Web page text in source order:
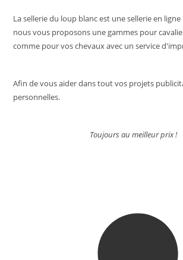
la
page
La sellerie du loup blanc est une sellerie en
nous vous proposons une gammes pour
comme pour vos chevaux avec un service
Afin de vous aider dans tout vos projets
personnelles.
Toujours au meilleur prix !